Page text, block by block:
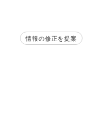
情報の修正を提案